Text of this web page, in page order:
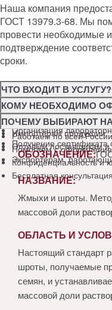
Наша компания
ГОСТ 13979.3-68. Мы
провести необходимые
подтверждение
сроки.
ЧТО ВХОДИТ В УСЛУГУ?
Консультация по
Подготовка и подача
Организация
Получение сертификата
КОМУ НЕОБХОДИМО
Производителям
Импортёрам продукции
Оптовым поставщикам и
Экспортёрам,
ПОЧЕМУ ВЫБИРАЮТ
Работаем по всей России
Помогаем с
Конфиденциальность и
Бесплатная
ОБОЗНАЧЕНИЕ:
НАЗВАНИЕ:
Жмыхи и шроты.
массовой доли
ОБЛАСТЬ И
Настоящий стандарт
шроты, получаемые
семян, и
массовой доли